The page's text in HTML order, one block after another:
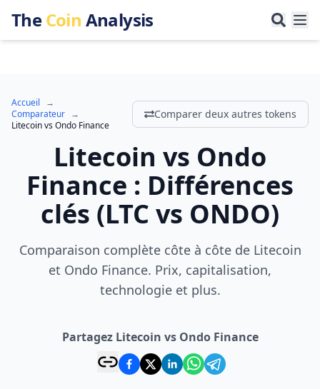
TheCoin Analysis
Accueil
→
Comparateur →
LitecoinvsOndo Finance
Comparer deux autres tokens
Litecoin vs Ondo
Finance : Différences
clés (LTC vs ONDO)
Comparaison complète côte à côte de Litecoin
et Ondo Finance. Prix, capitalisation,
technologie et plus.
Partagez Litecoin vs Ondo Finance